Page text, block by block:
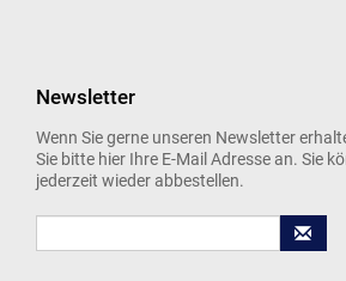
Newsletter
Wenn Sie gerne unseren Newsletter
Sie bitte hier Ihre E-Mail Adresse an. Sie
jederzeit wieder abbestellen.